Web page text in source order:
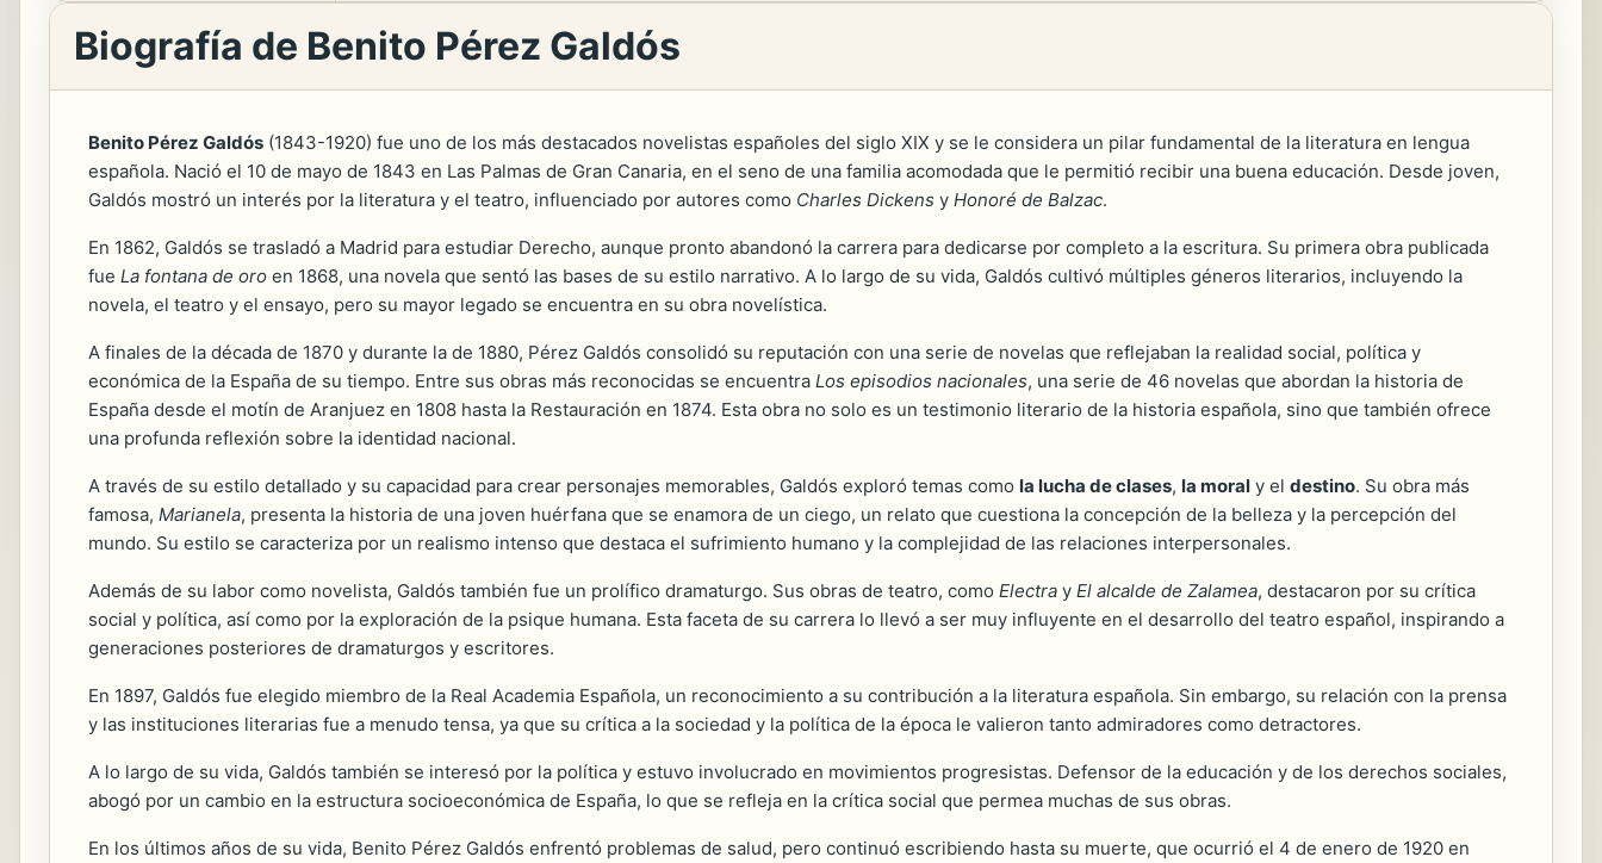
Biografía de Benito Pérez Galdós
Benito Pérez Galdós (1843-1920) fue uno de los más destacados novelistas españoles del siglo XIX y se le considera un pilar fundamental de la literatura en lengua
española. Nació el 10 de mayo de 1843 en Las Palmas de Gran Canaria, en el seno de una familia acomodada que le permitió recibir una buena educación. Desde joven,
Galdós mostró un interés por la literatura y el teatro, influenciado por autores como Charles Dickens y Honoré de Balzac.
En 1862, Galdós se trasladó a Madrid para estudiar Derecho, aunque pronto abandonó la carrera para dedicarse por completo a la escritura. Su primera obra publicada
fue La fontana de oro en 1868, una novela que sentó las bases de su estilo narrativo. A lo largo de su vida, Galdós cultivó múltiples géneros literarios, incluyendo la
novela, el teatro y el ensayo, pero su mayor legado se encuentra en su obra novelística.
A finales de la década de 1870 y durante la de 1880, Pérez Galdós consolidó su reputación con una serie de novelas que reflejaban la realidad social, política y
económica de la España de su tiempo. Entre sus obras más reconocidas se encuentra Los episodios nacionales, una serie de 46 novelas que abordan la historia de
España desde el motín de Aranjuez en 1808 hasta la Restauración en 1874. Esta obra no solo es un testimonio literario de la historia española, sino que también ofrece
una profunda reflexión sobre la identidad nacional.
A través de su estilo detallado y su capacidad para crear personajes memorables, Galdós exploró temas como la lucha de clases, la moral y el destino. Su obra más
famosa, Marianela, presenta la historia de una joven huérfana que se enamora de un ciego, un relato que cuestiona la concepción de la belleza y la percepción del
mundo. Su estilo se caracteriza por un realismo intenso que destaca el sufrimiento humano y la complejidad de las relaciones interpersonales.
Además de su labor como novelista, Galdós también fue un prolífico dramaturgo. Sus obras de teatro, como Electra y El alcalde de Zalamea, destacaron por su crítica
social y política, así como por la exploración de la psique humana. Esta faceta de su carrera lo llevó a ser muy influyente en el desarrollo del teatro español, inspirando a
generaciones posteriores de dramaturgos y escritores.
En 1897, Galdós fue elegido miembro de la Real Academia Española, un reconocimiento a su contribución a la literatura española. Sin embargo, su relación con la prensa
y las instituciones literarias fue a menudo tensa, ya que su crítica a la sociedad y la política de la época le valieron tanto admiradores como detractores.
A lo largo de su vida, Galdós también se interesó por la política y estuvo involucrado en movimientos progresistas. Defensor de la educación y de los derechos sociales,
abogó por un cambio en la estructura socioeconómica de España, lo que se refleja en la crítica social que permea muchas de sus obras.
En los últimos años de su vida, Benito Pérez Galdós enfrentó problemas de salud, pero continuó escribiendo hasta su muerte, que ocurrió el 4 de enero de 1920 en